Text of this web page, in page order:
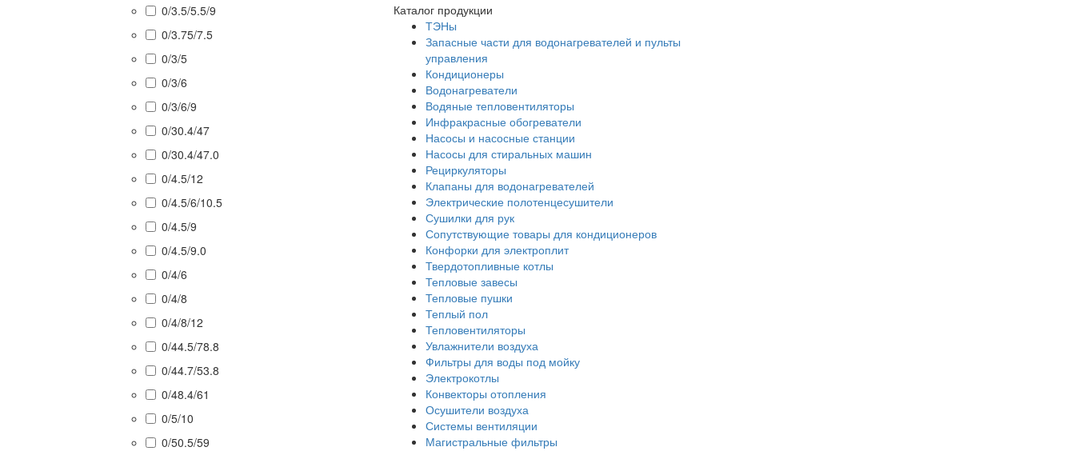
0/3.5/5.5/9
0/3.75/7.5
0/3/5
0/3/6
0/3/6/9
0/30.4/47
0/30.4/47.0
0/4.5/12
0/4.5/6/10.5
0/4.5/9
0/4.5/9.0
0/4/6
0/4/8
0/4/8/12
0/44.5/78.8
0/44.7/53.8
0/48.4/61
0/5/10
0/50.5/59
Каталог продукции
ТЭНы
Запасные части для водонагревателей и пульты
управления
Кондиционеры
Водонагреватели
Водяные тепловентиляторы
Инфракрасные обогреватели
Насосы и насосные станции
Насосы для стиральных машин
Рециркуляторы
Клапаны для водонагревателей
Электрические полотенцесушители
Сушилки для рук
Сопутствующие товары для кондиционеров
Конфорки для электроплит
Твердотопливные котлы
Тепловые завесы
Тепловые пушки
Теплый пол
Тепловентиляторы
Увлажнители воздуха
Фильтры для воды под мойку
Электрокотлы
Конвекторы отопления
Осушители воздуха
Системы вентиляции
Магистральные фильтры